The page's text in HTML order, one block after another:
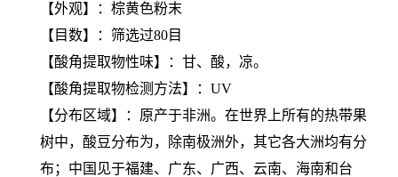
【外观】：棕黄色粉末
【目数】：筛选过80目
【酸角提取物性味】：甘、酸，凉。
【酸角提取物检测方法】：UV
【分布区域】：原产于非洲。在世界上所有的热带果
树中，酸豆分布为，除南极洲外，其它各大洲均有分
布；中国见于福建、广东、广西、云南、海南和台